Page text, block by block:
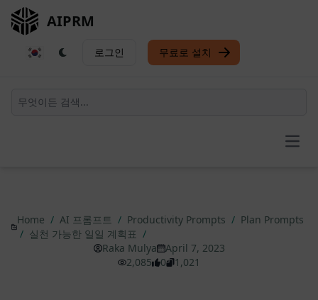
AIPRM
로그인 무료로 설치
Home / AI 프롬프트 / Productivity Prompts / Plan Prompts
/ 실천 가능한 일일 계획표 /
Raka Mulya
April 7, 2023
2,085
0 1,021